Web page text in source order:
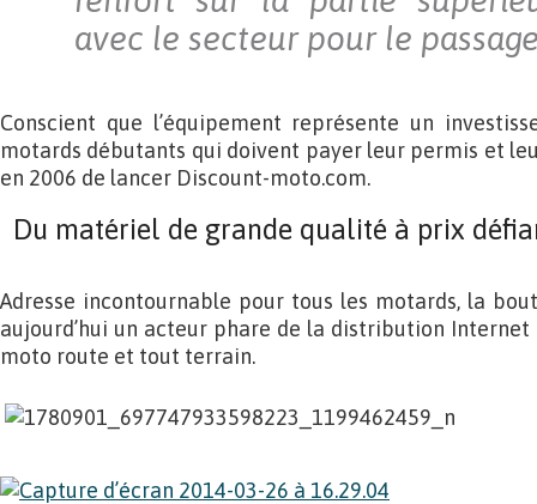
avec le secteur pour le
Conscient que l’équipement représente un
motards débutants qui doivent payer leur permis et
en 2006 de lancer Discount-moto.com.
Du matériel de grande qualité à prix
Adresse incontournable pour tous les motards, la
aujourd’hui un acteur phare de la distribution
moto route et tout terrain.